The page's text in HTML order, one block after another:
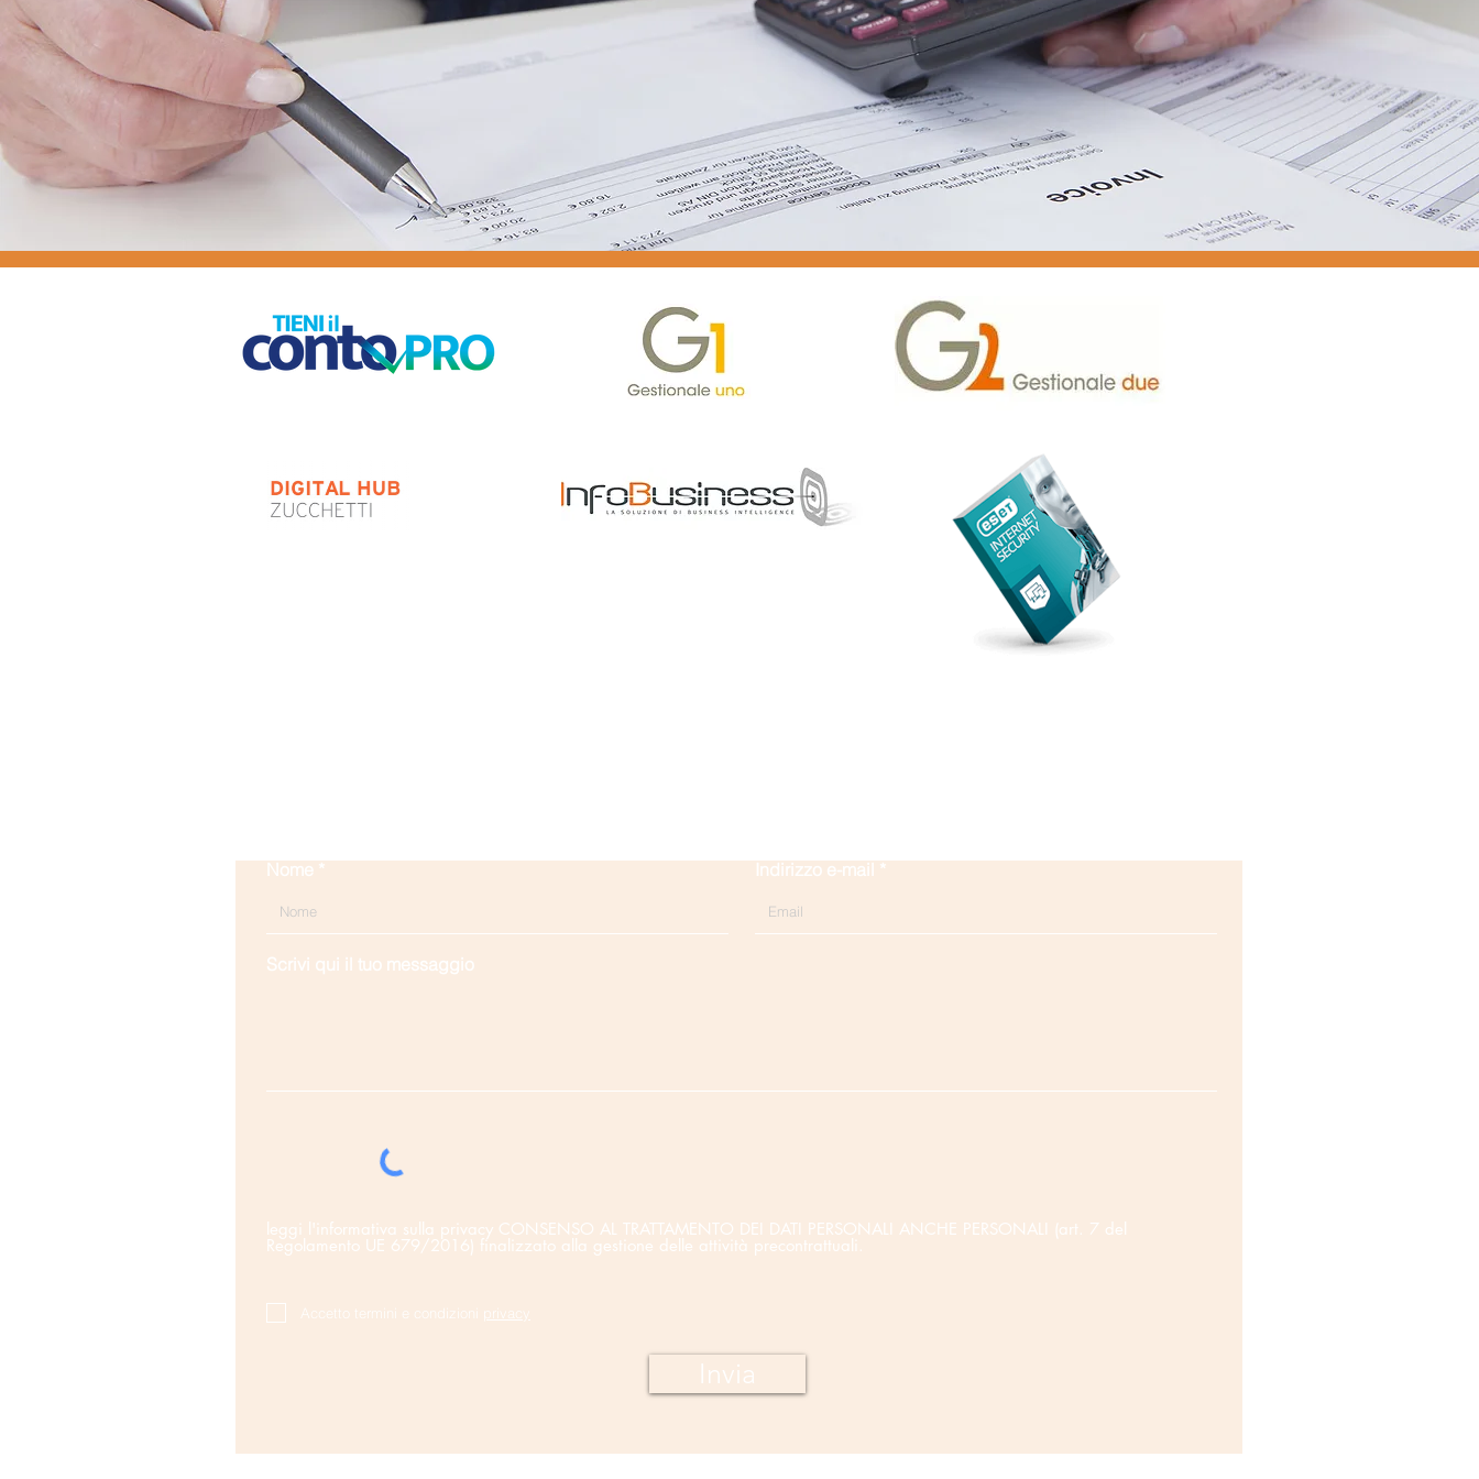
I nostri applicativi software
Nome Indirizzo e-mail
Scrivi qui il tuo messaggio
leggi l'informativa sulla privacy CONSENSO AL TRATTAMENTO DEI DATI PERSONALI ANCHE PERSONALI (art. 7 del
Regolamento UE 679/2016) finalizzato alla gestione delle attività precontrattuali.
Accetto termini e condizioni privacy
Invia